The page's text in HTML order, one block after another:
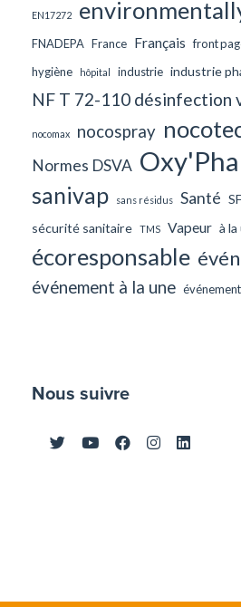
EN17272
FNADEPA France Français front
hygiène hôpital industrie industrie
NF T 72-110 désinfection
nocomax nocospray
Normes DSVA
sanivap sans résidus Santé
sécurité sanitaire TMS Vapeur à
écoresponsable
événement à la une événement
Nous suivre